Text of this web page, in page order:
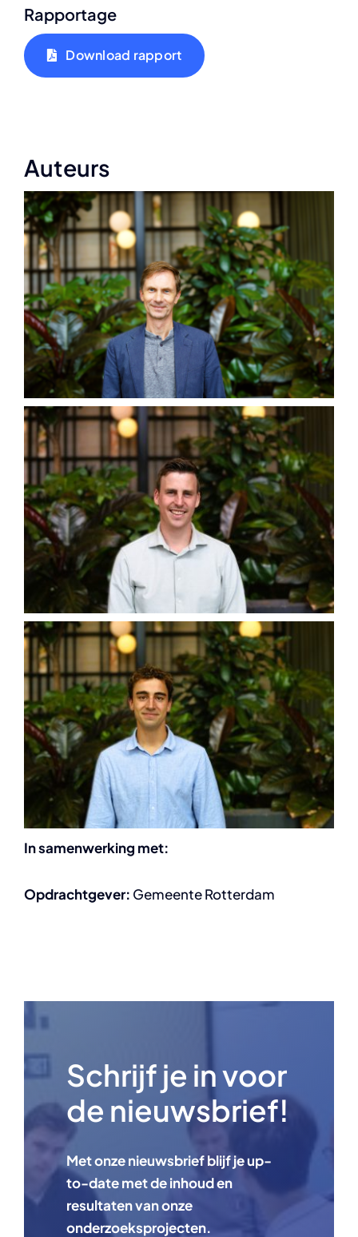
Rapportage
Download rapport
Auteurs
In samenwerking met:
Opdrachtgever: Gemeente Rotterdam
Schrijf je in voor
de nieuwsbrief!
Met onze nieuwsbrief blijf je up-
to-date met de inhoud en
resultaten van onze
onderzoeksprojecten.